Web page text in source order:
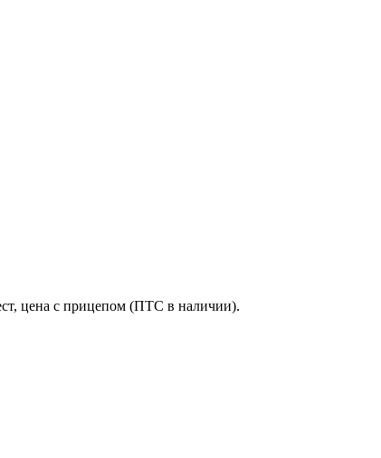
цена с прицепом (ПТС в наличии).